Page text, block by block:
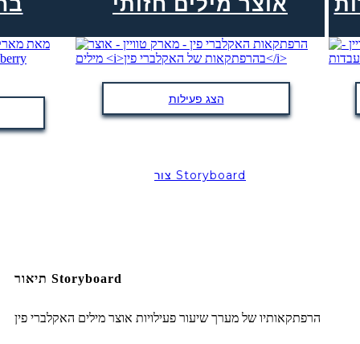
הצג פעילות
צור Storyboard
תיאור Storyboard
הרפתקאותיו של מערך שיעור פעילויות אוצר מילים האקלברי פין